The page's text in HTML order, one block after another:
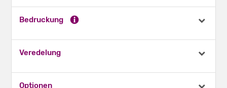
Bedruckung
Veredelung
Optionen